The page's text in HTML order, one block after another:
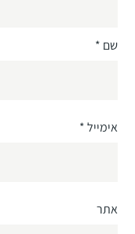
שם *
אימייל*
אתר